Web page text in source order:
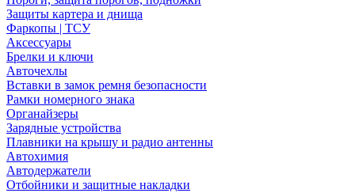
Защиты картера и днища
Фаркопы | ТСУ
Аксессуары
Брелки и ключи
Авточехлы
Вставки в замок ремня безопасности
Рамки номерного знака
Органайзеры
Зарядные устройства
Плавники на крышу и радио антенны
Автохимия
Автодержатели
Отбойники и защитные накладки